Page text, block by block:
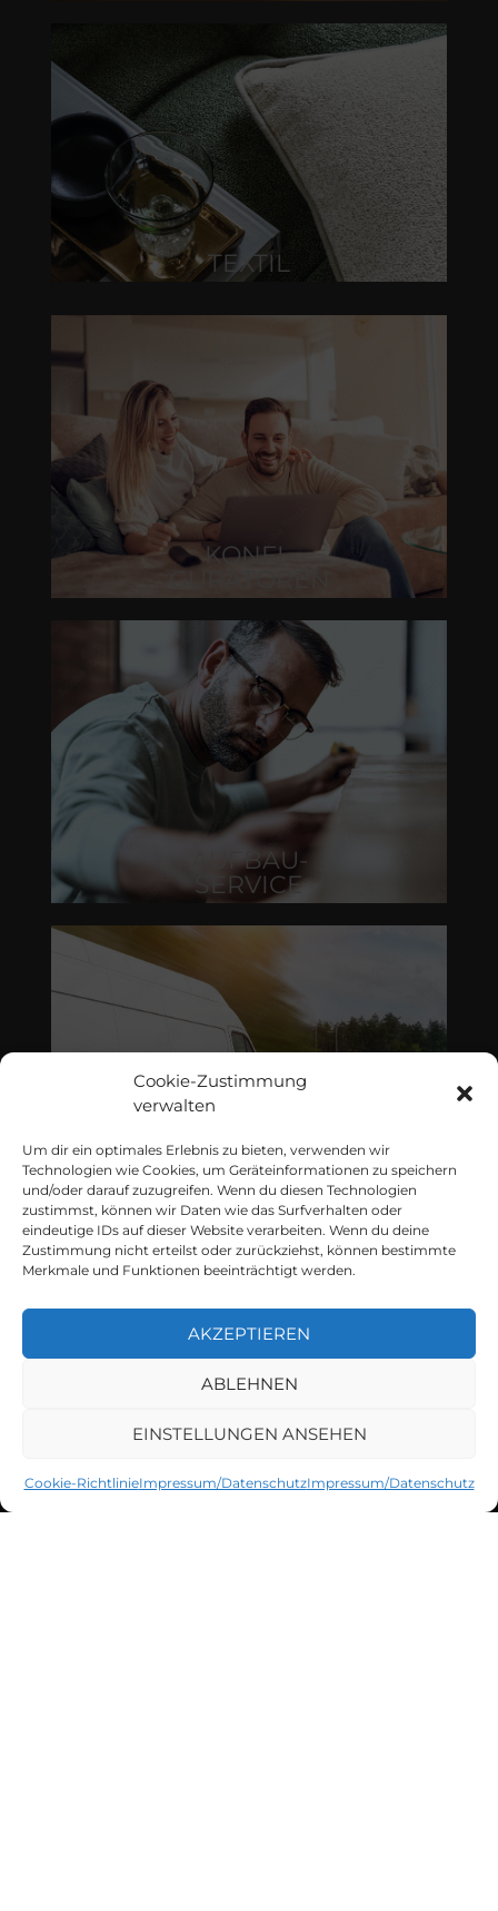
Cookie-Zustimmung
verwalten
Um dir ein optimales Erlebnis zu bieten, verwenden wir
Technologien wie Cookies, um Geräteinformationen zu speichern
und/oder darauf zuzugreifen. Wenn du diesen Technologien
zustimmst, können wir Daten wie das Surfverhalten oder
eindeutige IDs auf dieser Website verarbeiten. Wenn du deine
Zustimmung nicht erteilst oder zurückziehst, können bestimmte
Merkmale und Funktionen beeinträchtigt werden.
AKZEPTIEREN
ABLEHNEN
EINSTELLUNGEN ANSEHEN
Cookie-RichtlinieImpressum/DatenschutzImpressum/Datenschutz
TEXTIL
KONFI-
AUFBAU-
SERVICE
SCHNELL-LIEFER-
PROGRAMME